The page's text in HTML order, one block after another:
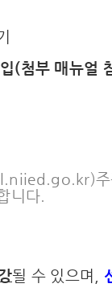
(첨부 매뉴얼
니다.
될 수 있으며,